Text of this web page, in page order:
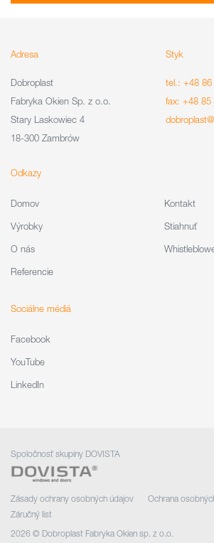
Adresa
Dobroplast
Fabryka Okien Sp. z o.o.
Stary Laskowiec 4
18-300 Zambrów
Styk
tel.: +48
fax: +48 85
Odkazy
Domov
Výrobky
O nás
Referencie
Kontakt
Stiahnuť
Sociálne médiá
Facebook
YouTube
LinkedIn
Spoločnosť skupiny DOVISTA
Zásady ochrany osobných údajov
Ochrana
Záručný list
2026 © Dobroplast Fabryka Okien sp. z o.o.